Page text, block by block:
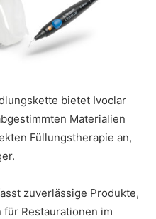
bietet Ivoclar
Materialien
Füllungstherapie an,
zuverlässige Produkte,
Restaurationen im